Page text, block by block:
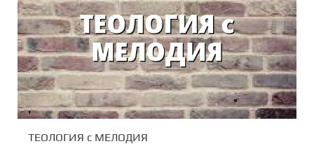
ТЕОЛОГИЯ с МЕЛОДИЯ